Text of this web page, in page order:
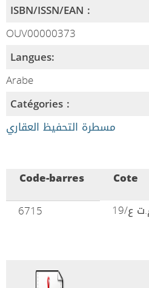
ISBN/ISSN/EAN :
OUV00000373
Langues:
Arabe
Catégories :
مسطرة التحفيظ العقاري
Code-barres Cote
6715
ع/19